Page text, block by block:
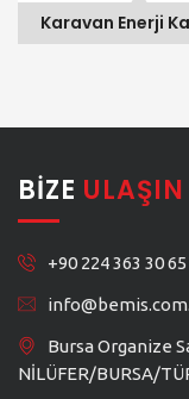
Karavan Enerji
BIZE ULAŞIN
+90 224 363 30 65
Bursa Organize
NİLÜFER/BURSA/